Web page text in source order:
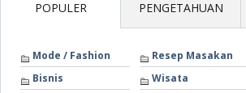
POPULER PENGETAHUAN
Mode / Fashion
Resep Masakan
Bisnis
Wisata